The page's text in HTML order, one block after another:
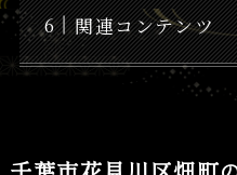
関連コンテンツ